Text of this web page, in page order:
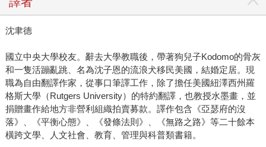
沈聿德
國立中央大學校友。辭去大學教職後，帶著狗兒子Kodomo的骨灰
和一隻活蹦亂跳、名為沈子恩的流浪犬移民美國，結婚定居。現
職為自由翻譯作家，從事口筆譯工作，除了擔任美國紐澤西州羅
格斯大學（Rutgers University）的特約翻譯，也教授水墨畫，並
捐贈畫作給地方非營利組織拍賣募款。譯作包含《亞瑟府的沒
落》、《平衡心態》、《發條法則》、《無路之路》等二十餘本
橫跨文學、人文社會、教育、管理與科普類書籍。